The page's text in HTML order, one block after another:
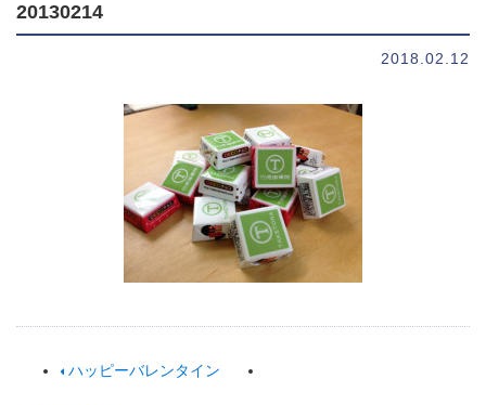
20130214
2018.02.12
ハッピーバレンタイン